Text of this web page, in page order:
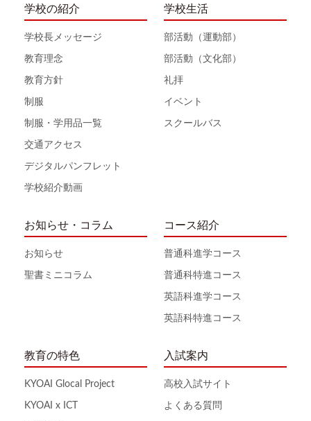
学校の紹介
学校長メッセージ
教育理念
教育方針
制服
制服・学用品一覧
交通アクセス
デジタルパンフレット
学校紹介動画
学校生活
部活動（運動部）
部活動（文化部）
礼拝
イベント
スクールバス
お知らせ・コラム
お知らせ
聖書ミニコラム
コース紹介
普通科進学コース
普通科特進コース
英語科進学コース
英語科特進コース
教育の特色
KYOAI Glocal Project
KYOAI x ICT
入試案内
高校入試サイト
よくある質問